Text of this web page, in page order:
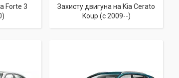
Forte 3
Захисту двигуна на Kia Cerato
Koup (c 2009--)